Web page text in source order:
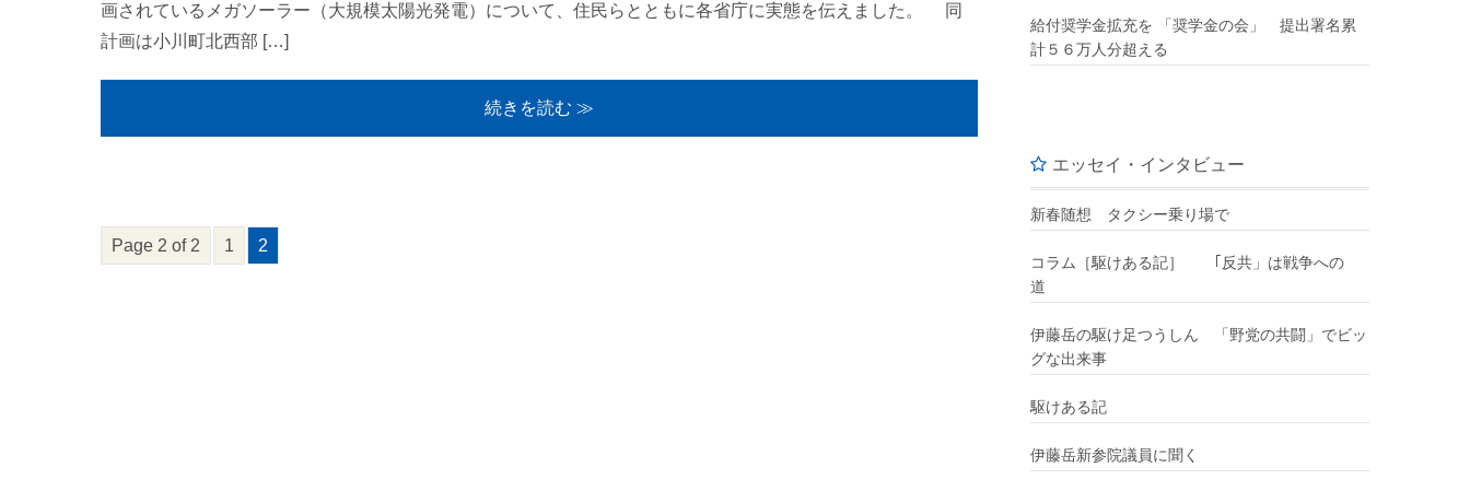
画されているメガソーラー（大規模太陽光発電）について、住民らとともに各省庁に実態を伝えました。 同
計画は小川町北西部 […]
続きを読む ≫
Page 2 of 2 1 2
給付奨学金拡充を 「奨学金の会」 提出署名累
計５６万人分超える
エッセイ・インタビュー
新春随想 タクシー乗り場で
コラム［駆けある記］ ｢反共」は戦争への
道
伊藤岳の駆け足つうしん 「野党の共闘」でビッ
グな出来事
駆けある記
伊藤岳新参院議員に聞く